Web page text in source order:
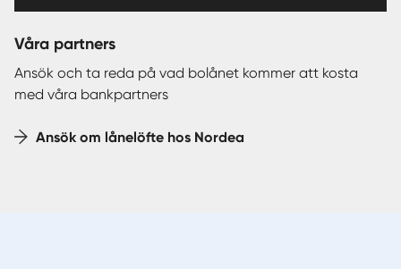
Våra partners
Ansök och ta reda på vad bolånet kommer att kosta
med våra bankpartners
Ansök om lånelöfte hos Nordea